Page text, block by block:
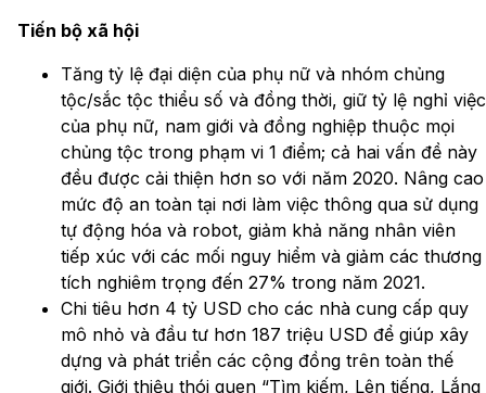
Tiến bộ xã hội
Tăng tỷ lệ đại diện của phụ nữ và nhóm chủng
tộc/sắc tộc thiểu số và đồng thời, giữ tỷ lệ nghỉ việc
của phụ nữ, nam giới và đồng nghiệp thuộc mọi
chủng tộc trong phạm vi 1 điểm; cả hai vấn đề này
đều được cải thiện hơn so với năm 2020. Nâng cao
mức độ an toàn tại nơi làm việc thông qua sử dụng
tự động hóa và robot, giảm khả năng nhân viên
tiếp xúc với các mối nguy hiểm và giảm các thương
tích nghiêm trọng đến 27% trong năm 2021.
Chi tiêu hơn 4 tỷ USD cho các nhà cung cấp quy
mô nhỏ và đầu tư hơn 187 triệu USD để giúp xây
dựng và phát triển các cộng đồng trên toàn thế
giới. Giới thiệu thói quen “Tìm kiếm, Lên tiếng, Lắng